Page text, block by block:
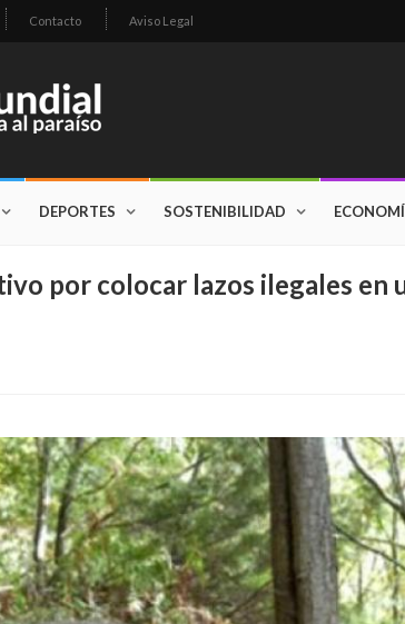
Contacto Aviso Legal
DEPORTES SOSTENIBILIDAD
por colocar lazos ilegales en